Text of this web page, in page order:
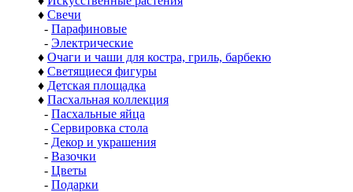
♦ Свечи
- Парафиновые
- Электрические
♦ Очаги и чаши для костра, гриль, барбекю
♦ Светящиеся фигуры
♦ Детская площадка
♦ Пасхальная коллекция
- Пасхальные яйца
- Сервировка стола
- Декор и украшения
- Вазочки
- Цветы
- Подарки